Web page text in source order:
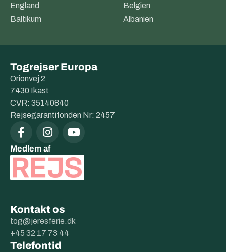
England
Belgien
Baltikum
Albanien
Togrejser Europa
Orionvej 2
7430 Ikast
CVR: 35140840
Rejsegarantifonden Nr: 2457
Medlem af
Kontakt os
tog@jeresferie.dk
+45 32 17 73 44
Telefontid